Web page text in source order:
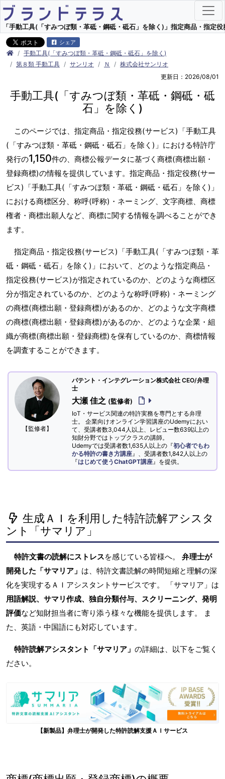
「手動工具(「すみつぼ類・革砥・鋼砥・砥石」を除く)」指定商品・指定
シェア
手動工具(「すみつぼ類・革砥・鋼砥・砥石」を除く)
第８類 手動工具
サンリオ Ｎ
株式会社サンリオ
更新日：2026/08/01
手動工具(「すみつぼ類・革砥・鋼砥・砥
石」を除く)
このページでは、指定商品・指定役務(サービス)「手動工具
(「すみつぼ類・革砥・鋼砥・砥石」を除く)」における特許庁
発行の1,150件の、商標公報データに基づく商標(商標出願・
登録商標)の情報を提供しています。指定商品・指定役務(サー
ビス)「手動工具(「すみつぼ類・革砥・鋼砥・砥石」を除く)」
における商標区分、称呼(呼称)・ネーミング、文字商標、商標
権者・商標出願人など、商標に関する情報を調べることができ
ます。
指定商品・指定役務(サービス)「手動工具(「すみつぼ類・革
砥・鋼砥・砥石」を除く)」において、どのような指定商品・
指定役務(サービス)が指定されているのか、どのような商標区
分が指定されているのか、どのような称呼(呼称)・ネーミング
の商標(商標出願・登録商標)があるのか、どのような文字商標
の商標(商標出願・登録商標)があるのか、どのような企業・組
織が商標(商標出願・登録商標)を保有しているのか、商標情報
を調査することができます。
【監修者】
パテント・インテグレーション株式会社 CEO/弁理
士
大瀬 佳之 (監修者)
IoT・サービス関連の特許実務を専門とする弁理
士。 企業向けオンライン学習講座のUdemyにおい
て、受講者数3,044人以上、レビュー数639以上の
知財分野ではトップクラスの講師。
Udemyでは受講者数1,635人以上の『初心者でもわ
かる特許の書き方講座 』、受講者数1,842人以上の
『はじめて使うChatGPT講座 』を提供。
生成ＡＩを利用した特許読解アシスタ
ント「サマリア」
特許文書の読解にストレスを感じている皆様へ。 弁理士が
開発した「サマリア」 は、特許文書読解の時間短縮と理解の深
化を実現するＡＩアシスタントサービスです。 「サマリア」は
用語解説、サマリ作成、独自分類付与、スクリーニング、発明
評価など知財担当者に寄り添う様々な機能を提供します。 ま
た、英語・中国語にも対応しています。
特許読解アシスタント「サマリア」 の詳細は、以下をご覧く
ださい。
【新製品】弁理士が開発した特許読解支援ＡＩサービス